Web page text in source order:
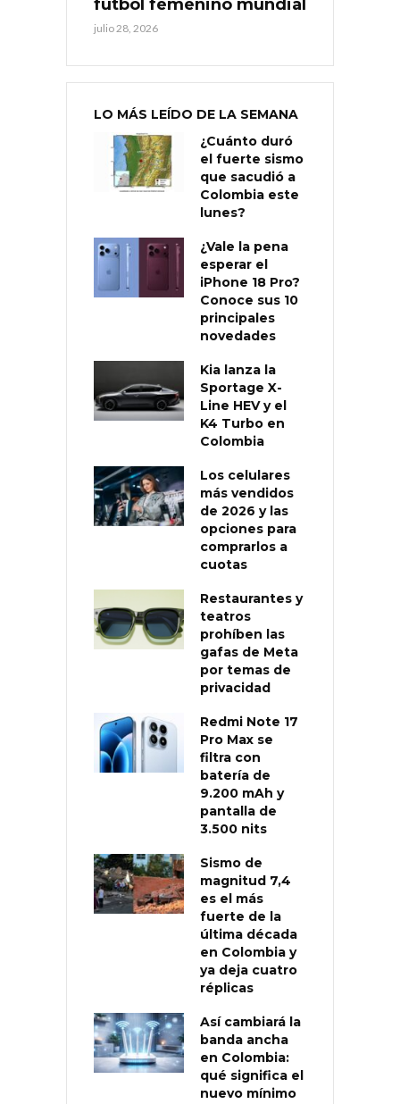
fútbol femenino mundial
julio 28, 2026
LO MÁS LEÍDO DE LA SEMANA
¿Cuánto duró
el fuerte sismo
que sacudió a
Colombia este
lunes?
¿Vale la pena
esperar el
iPhone 18 Pro?
Conoce sus 10
principales
novedades
Kia lanza la
Sportage X-
Line HEV y el
K4 Turbo en
Colombia
Los celulares
más vendidos
de 2026 y las
opciones para
comprarlos a
cuotas
Restaurantes y
teatros
prohíben las
gafas de Meta
por temas de
privacidad
Redmi Note 17
Pro Max se
filtra con
batería de
9.200 mAh y
pantalla de
3.500 nits
Sismo de
magnitud 7,4
es el más
fuerte de la
última década
en Colombia y
ya deja cuatro
réplicas
Así cambiará la
banda ancha
en Colombia:
qué significa el
nuevo mínimo